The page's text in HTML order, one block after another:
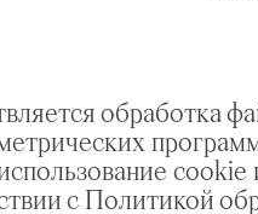
обработка
с Политикой